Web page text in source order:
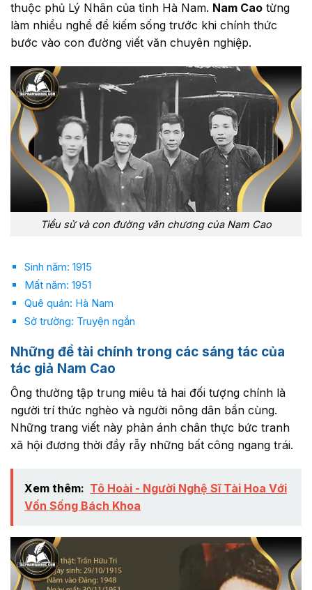
thuộc phủ Lý Nhân của tỉnh Hà Nam. Nam Cao từng
làm nhiều nghề để kiếm sống trước khi chính thức
bước vào con đường viết văn chuyên nghiệp.
Tiểu sử và con đường văn chương của Nam Cao
Sinh năm: 1915
Mất năm: 1951
Quê quán: Hà Nam
Sở trường: Truyện ngắn
Những đề tài chính trong các sáng tác của
tác giả Nam Cao
Ông thường tập trung miêu tả hai đối tượng chính là
người trí thức nghèo và người nông dân bần cùng.
Những trang viết này phản ánh chân thực bức tranh
xã hội đương thời đầy rẫy những bất công ngang trái.
Xem thêm: Tô Hoài - Người Nghệ Sĩ Tài Hoa Với
Vốn Sống Bách Khoa